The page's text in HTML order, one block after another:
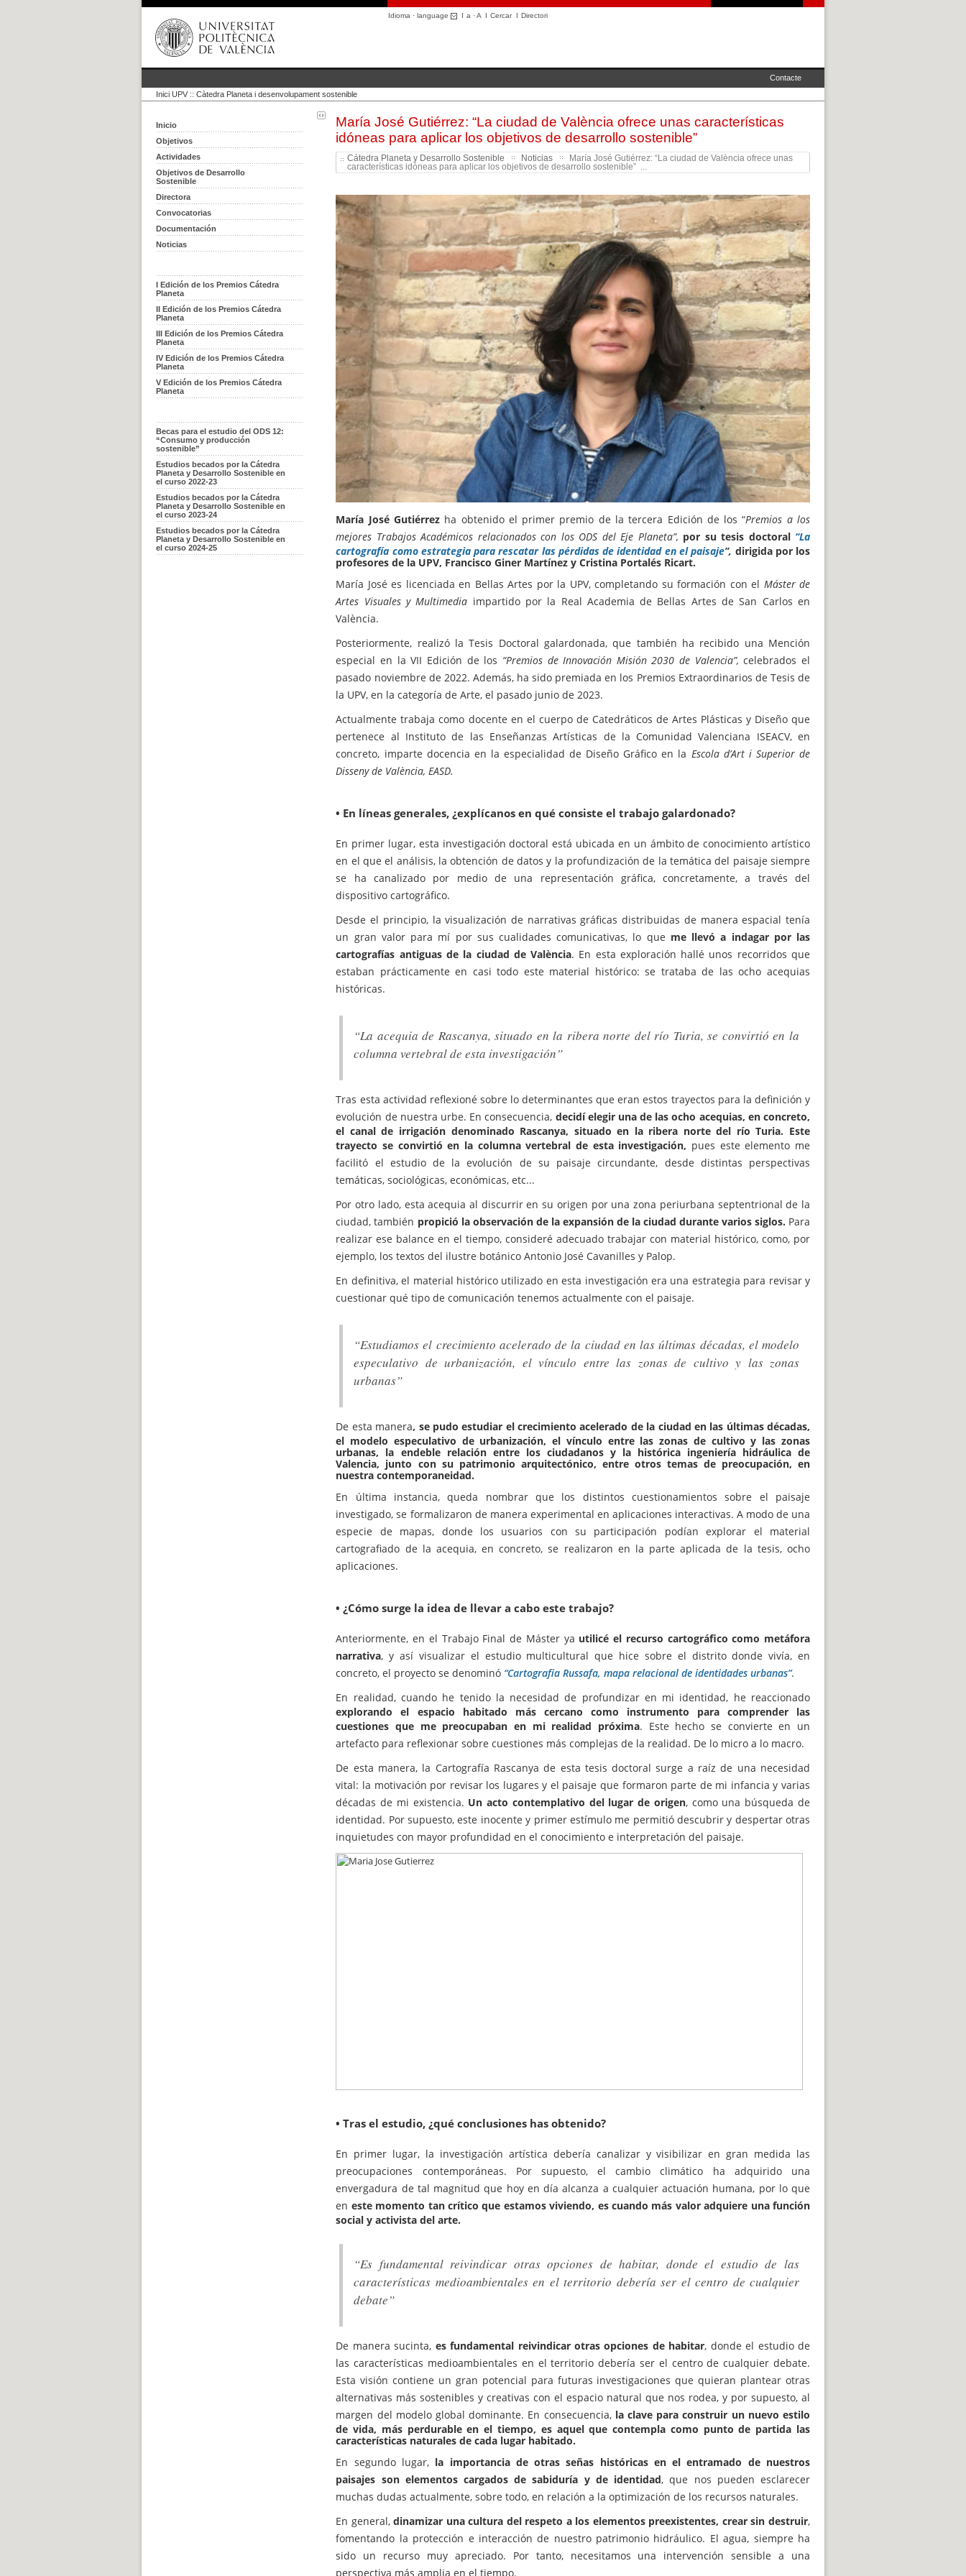
Idioma · language I a ·A I CercarI Directori
Contacte
Inici UPV :: Càtedra Planeta i desenvolupament sostenible
Inicio
Objetivos
Actividades
Objetivos de Desarrollo
Sostenible
Directora
Convocatorias
Documentación
Noticias
I Edición de los Premios Cátedra
Planeta
II Edición de los Premios Cátedra
Planeta
III Edición de los Premios Cátedra
Planeta
IV Edición de los Premios Cátedra
Planeta
V Edición de los Premios Cátedra
Planeta
Becas para el estudio del ODS 12:
“Consumo y producción
sostenible”
Estudios becados por la Cátedra
Planeta y Desarrollo Sostenible en
el curso 2022-23
Estudios becados por la Cátedra
Planeta y Desarrollo Sostenible en
el curso 2023-24
Estudios becados por la Cátedra
Planeta y Desarrollo Sostenible en
el curso 2024-25
María José Gutiérrez: “La ciudad de València ofrece unas características
idóneas para aplicar los objetivos de desarrollo sostenible”
Cátedra Planeta y Desarrollo Sostenible Noticias
María José Gutiérrez: “La ciudad de València ofrece unas
características idóneas para aplicar los objetivos de desarrollo sostenible” ...
María José Gutiérrezha obtenido el primer premio de la tercera Edición de los “Premios a los
mejores Trabajos Académicos relacionados con los ODS del Eje Planeta”, por su tesis doctoral “La
cartografía como estrategia para rescatar las pérdidas de identidad en el paisaje”, dirigida por los
profesores de la UPV, Francisco Giner Martínez y Cristina Portalés Ricart.
María José es licenciada en Bellas Artes por la UPV, completando su formación con el Máster de
Artes Visuales y Multimedia impartido por la Real Academia de Bellas Artes de San Carlos en
València.
Posteriormente, realizó la Tesis Doctoral galardonada, que también ha recibido una Mención
especial en la VII Edición de los “Premios de Innovación Misión 2030 de Valencia”,celebrados el
pasado noviembre de 2022. Además, ha sido premiada en los Premios Extraordinarios de Tesis de
la UPV, en la categoría de Arte, el pasado junio de 2023.
Actualmente trabaja como docente en el cuerpo de Catedráticos de Artes Plásticas y Diseño que
pertenece al Instituto de las Enseñanzas Artísticas de la Comunidad Valenciana ISEACV, en
concreto, imparte docencia en la especialidad de Diseño Gráfico en la Escola d’Art i Superior de
Disseny de València, EASD.
• En líneas generales, ¿explícanos en qué consiste el trabajo galardonado?
En primer lugar, esta investigación doctoral está ubicada en un ámbito de conocimiento artístico
en el que el análisis, la obtención de datos y la profundización de la temática del paisaje siempre
se ha canalizado por medio de una representación gráfica, concretamente, a través del
dispositivo cartográfico.
Desde el principio, la visualización de narrativas gráficas distribuidas de manera espacial tenía
un gran valor para mí por sus cualidades comunicativas, lo que me llevó a indagar por las
cartografías antiguas de la ciudad de València. En esta exploración hallé unos recorridos que
estaban prácticamente en casi todo este material histórico: se trataba de las ocho acequias
históricas.
“La acequia de Rascanya, situado en la ribera norte del río Turia, se convirtió en la
columna vertebral de esta investigación”
Tras esta actividad reflexioné sobre lo determinantes que eran estos trayectos para la definición y
evolución de nuestra urbe. En consecuencia, decidí elegir una de las ocho acequias, en concreto,
el canal de irrigación denominado Rascanya, situado en la ribera norte del río Turia. Este
trayecto se convirtió en la columna vertebral de esta investigación, pues este elemento me
facilitó el estudio de la evolución de su paisaje circundante, desde distintas perspectivas
temáticas, sociológicas, económicas, etc...
Por otro lado, esta acequia al discurrir en su origen por una zona periurbana septentrional de la
ciudad, también propició la observación de la expansión de la ciudad durante varios siglos. Para
realizar ese balance en el tiempo, consideré adecuado trabajar con material histórico, como, por
ejemplo, los textos del ilustre botánico Antonio José Cavanilles y Palop.
En definitiva, el material histórico utilizado en esta investigación era una estrategia para revisar y
cuestionar qué tipo de comunicación tenemos actualmente con el paisaje.
“Estudiamos el crecimiento acelerado de la ciudad en las últimas décadas, el modelo
especulativo de urbanización, el vínculo entre las zonas de cultivo y las zonas
urbanas”
De esta manera, se pudo estudiar el crecimiento acelerado de la ciudad en las últimas décadas,
el modelo especulativo de urbanización, el vínculo entre las zonas de cultivo y las zonas
urbanas, la endeble relación entre los ciudadanos y la histórica ingeniería hidráulica de
Valencia, junto con su patrimonio arquitectónico, entre otros temas de preocupación, en
nuestra contemporaneidad.
En última instancia, queda nombrar que los distintos cuestionamientos sobre el paisaje
investigado, se formalizaron de manera experimental en aplicaciones interactivas. A modo de una
especie de mapas, donde los usuarios con su participación podían explorar el material
cartografiado de la acequia, en concreto, se realizaron en la parte aplicada de la tesis, ocho
aplicaciones.
• ¿Cómo surge la idea de llevar a cabo este trabajo?
Anteriormente, en el Trabajo Final de Máster ya utilicé el recurso cartográfico como metáfora
narrativa, y así visualizar el estudio multicultural que hice sobre el distrito donde vivía, en
concreto, el proyecto se denominó “Cartografia Russafa, mapa relacional de identidades urbanas”.
En realidad, cuando he tenido la necesidad de profundizar en mi identidad, he reaccionado
explorando el espacio habitado más cercano como instrumento para comprender las
cuestiones que me preocupaban en mi realidad próxima. Este hecho se convierte en un
artefacto para reflexionar sobre cuestiones más complejas de la realidad. De lo micro a lo macro.
De esta manera, la Cartografía Rascanya de esta tesis doctoral surge a raíz de una necesidad
vital: la motivación por revisar los lugares y el paisaje que formaron parte de mi infancia y varias
décadas de mi existencia. Un acto contemplativo del lugar de origen, como una búsqueda de
identidad. Por supuesto, este inocente y primer estímulo me permitió descubrir y despertar otras
inquietudes con mayor profundidad en el conocimiento e interpretación del paisaje.
• Tras el estudio, ¿qué conclusiones has obtenido?
En primer lugar, la investigación artística debería canalizar y visibilizar en gran medida las
preocupaciones contemporáneas. Por supuesto, el cambio climático ha adquirido una
envergadura de tal magnitud que hoy en día alcanza a cualquier actuación humana, por lo que
en este momento tan crítico que estamos viviendo, es cuando más valor adquiere una función
social y activista del arte.
“Es fundamental reivindicar otras opciones de habitar, donde el estudio de las
características medioambientales en el territorio debería ser el centro de cualquier
debate”
De manera sucinta, es fundamental reivindicar otras opciones de habitar, donde el estudio de
las características medioambientales en el territorio debería ser el centro de cualquier debate.
Esta visión contiene un gran potencial para futuras investigaciones que quieran plantear otras
alternativas más sostenibles y creativas con el espacio natural que nos rodea, y por supuesto, al
margen del modelo global dominante. En consecuencia, la clave para construir un nuevo estilo
de vida, más perdurable en el tiempo, es aquel que contempla como punto de partida las
características naturales de cada lugar habitado.
En segundo lugar, la importancia de otras señas históricas en el entramado de nuestros
paisajes son elementos cargados de sabiduría y de identidad, que nos pueden esclarecer
muchas dudas actualmente, sobre todo, en relación a la optimización de los recursos naturales.
En general,dinamizar una cultura del respeto a los elementos preexistentes, crear sin destruir,
fomentando la protección e interacción de nuestro patrimonio hidráulico. El agua, siempre ha
sido un recurso muy apreciado. Por tanto, necesitamos una intervención sensible a una
perspectiva más amplia en el tiempo.